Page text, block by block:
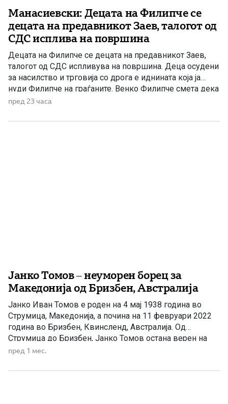
Манасиевски: Децата на Филипче се
децата на предавникот Заев, талогот од
СДС исплива на површина
Децата на Филипче се децата на предавникот Заев,
талогот од СДС испливува на површина. Деца осудени
за насилство и трговија со дрога е иднината која ја
нуди Филипче на граѓаните. Венко Филипче смета дека
со насилници и лица корисници на наркотични
Христијан Ефтимов внук на Заеви, […]
пред 23 часа
Јанко Томов – неуморен борец за
Македонија од Бризбен, Австралија
Јанко Иван Томов е роден на 4 мај 1938 година во
Струмица, Македонија, а почина на 11 февруари 2022
година во Бризбен, Квинсленд, Австралија. Од
Струмица до Бризбен, Јанко Томов остана верен на
македонската кауза — како активист, публицист,
„Македонска нација“, каде што пишуваше за старата
пред 1 мес.